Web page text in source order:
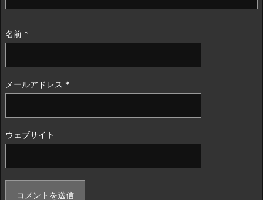
名前 *
メールアドレス *
ウェブサイト